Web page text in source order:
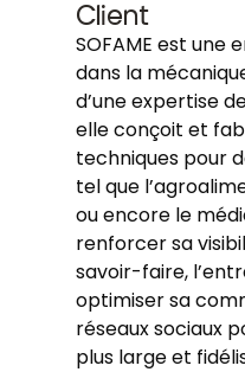
Client
SOFAME est une
dans la
d’une expertise
elle conçoit et
techniques pour
tel que
ou encore le
renforcer sa
savoir-faire,
optimiser sa
réseaux sociaux
plus large et